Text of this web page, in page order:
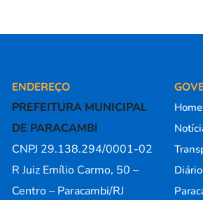
ENDEREÇO
PREFEITURA MUNICIPAL
DE PARACAMBI
CNPJ 29.138.294/0001-02
R Juiz Emílio Carmo, 50 –
Centro – Paracambi/RJ
Home